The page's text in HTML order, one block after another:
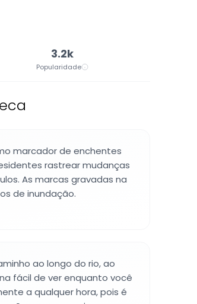
3.2k
Popularidade
marcador de enchentes
rastrear mudanças
As marcas gravadas na
de inundação.
ao longo do rio, ao
fácil de ver enquanto você
a qualquer hora, pois é